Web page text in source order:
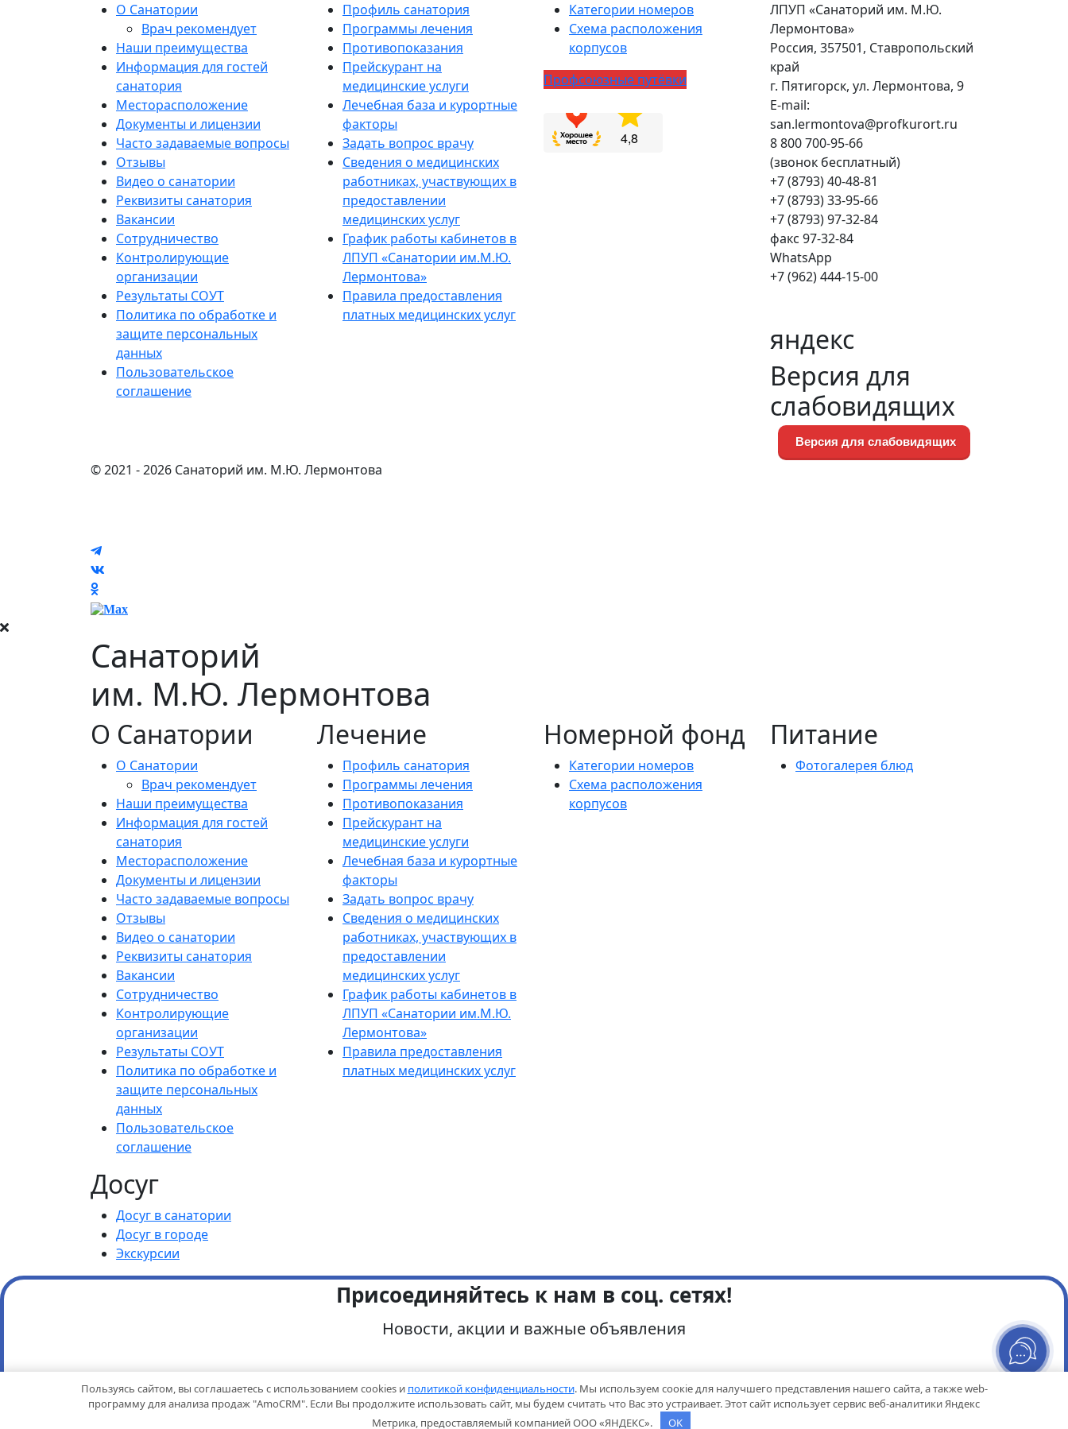
О Санатории
Врач рекомендует
Наши преимущества
Информация для гостей
санатория
Месторасположение
Документы и лицензии
Часто задаваемые вопросы
Отзывы
Видео о санатории
Реквизиты санатория
Вакансии
Сотрудничество
Контролирующие
организации
Результаты СОУТ
Политика по обработке и
защите персональных
данных
Пользовательское
соглашение
Профиль санатория
Программы лечения
Противопоказания
Прейскурант на
медицинские услуги
Лечебная база и курортные
факторы
Задать вопрос врачу
Сведения о медицинских
работниках, участвующих в
предоставлении
медицинских услуг
График работы кабинетов в
ЛПУП «Санатории им.М.Ю.
Лермонтова»
Правила предоставления
платных медицинских услуг
Категории номеров
Схема расположения
корпусов
Профсоюзные путёвки
ЛПУП «Санаторий им. М.Ю.
Лермонтова»
Россия, 357501, Ставропольский
край
г. Пятигорск, ул. Лермонтова, 9
E-mail:
san.lermontova@profkurort.ru
8 800 700-95-66
(звонок бесплатный)
+7 (8793) 40-48-81
+7 (8793) 33-95-66
+7 (8793) 97-32-84
факс 97-32-84
WhatsApp
+7 (962) 444-15-00
яндекс
Версия для
слабовидящих
Версия для слабовидящих
© 2021 - 2026 Санаторий им. М.Ю. Лермонтова
Санаторий
им. М.Ю. Лермонтова
О Санатории
О Санатории
Врач рекомендует
Наши преимущества
Информация для гостей
санатория
Месторасположение
Документы и лицензии
Часто задаваемые вопросы
Отзывы
Видео о санатории
Реквизиты санатория
Вакансии
Сотрудничество
Контролирующие
организации
Результаты СОУТ
Политика по обработке и
защите персональных
данных
Пользовательское
соглашение
Лечение
Профиль санатория
Программы лечения
Противопоказания
Прейскурант на
медицинские услуги
Лечебная база и курортные
факторы
Задать вопрос врачу
Сведения о медицинских
работниках, участвующих в
предоставлении
медицинских услуг
График работы кабинетов в
ЛПУП «Санатории им.М.Ю.
Лермонтова»
Правила предоставления
платных медицинских услуг
Номерной фонд
Категории номеров
Схема расположения
корпусов
Питание
Фотогалерея блюд
Досуг
Досуг в санатории
Досуг в городе
Экскурсии
Присоединяйтесь к нам в соц. сетях!
Новости, акции и важные объявления
Telegram VK MAX
Пользуясь сайтом, вы соглашаетесь с использованием cookies и политикой конфиденциальности. Мы используем соокіе для налучшего представления нашего сайта, а также web-
программу для анализа продаж "AmoCRM". Если Вы продолжите использовать сайт, мы будем считать что Вас это устраивает. Этот сайт использует сервис веб-аналитики Яндекс
Метрика, предоставляемый компанией ООО «ЯНДЕКС».
OK